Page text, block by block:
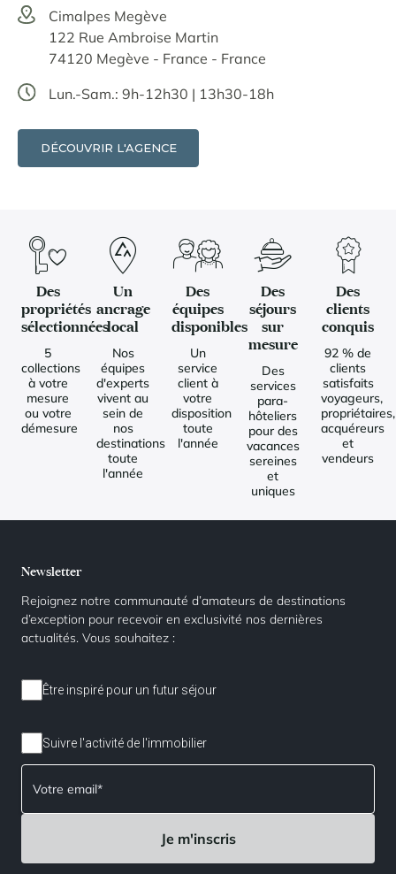
Cimalpes Megève
122 Rue Ambroise Martin
74120 Megève - France - France
Lun.-Sam.: 9h-12h30 | 13h30-18h
DÉCOUVRIR L'AGENCE
Des
propriétés
sélectionnées
5
collections
à votre
mesure
ou votre
démesure
Un
ancrage
local
Nos
équipes
d'experts
vivent au
sein de
nos
destinations
toute
l'année
Des
équipes
disponibles
Un
service
client à
votre
disposition
toute
l'année
Des
séjours
sur
mesure
Des
services
para-
hôteliers
pour des
vacances
sereines
et
uniques
Des
clients
conquis
92 % de
clients
satisfaits
voyageurs,
propriétaires,
acquéreurs
et
vendeurs
Newsletter
Rejoignez notre communauté d’amateurs de destinations
d’exception pour recevoir en exclusivité nos dernières
actualités. Vous souhaitez :
Être inspiré pour un futur séjour
Suivre l'activité de l'immobilier